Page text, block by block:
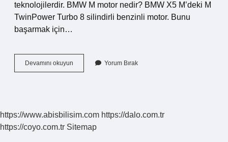
teknolojilerdir. BMW M motor nedir? BMW X5 M’deki M
TwinPower Turbo 8 silindirli benzinli motor. Bunu
başarmak için…
Devamını okuyun
M
Yorum Bırak
https://www.abisbilisim.com https://dalo.com.tr
https://coyo.com.tr Sitemap